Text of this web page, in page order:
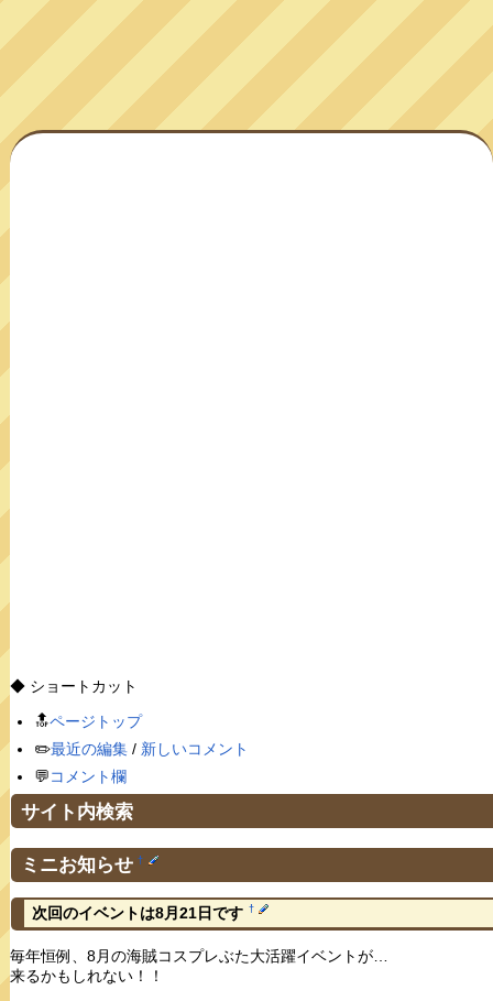
◆ ショートカット
🔝ページトップ
✏️最近の編集/ 新しいコメント
💬コメント欄
サイト内検索
ミニお知らせ †
次回のイベントは8月21日です †
毎年恒例、8月の海賊コスプレぶた大活躍イベントが…
来るかもしれない！！